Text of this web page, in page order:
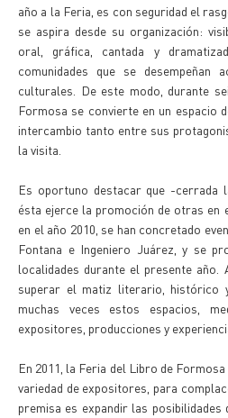
año a la Feria, es con seguridad el
se aspira desde su organización:
oral, gráfica, cantada y
comunidades que se desempeñan
culturales. De este modo, durante
Formosa se convierte en un espacio
intercambio tanto entre sus
la visita.
Es oportuno destacar que -cerrada
ésta ejerce la promoción de otras en
en el año 2010, se han concretado
Fontana e Ingeniero Juárez, y se
localidades durante el presente año.
superar el matiz literario, histórico
muchas veces estos espacios,
expositores, producciones y
En 2011, la Feria del Libro de
variedad de expositores, para
premisa es expandir las posibilidades